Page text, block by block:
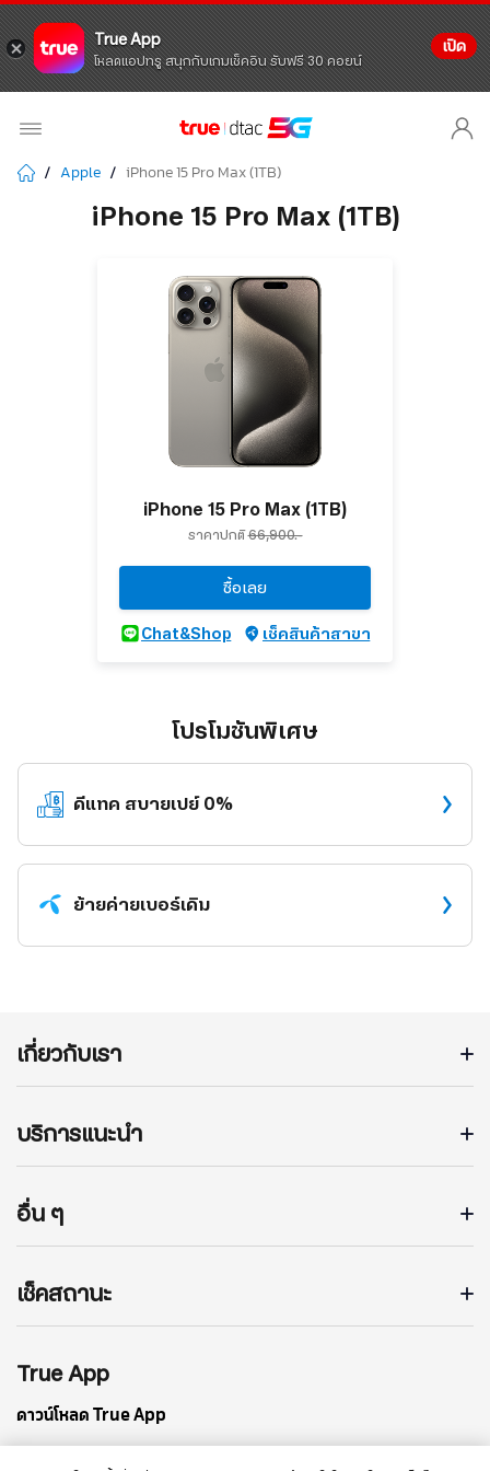
True App
โหลดแอปทรู สนุกกับเกมเช็คอิน รับฟรี 30 คอยน์
เปิด
Apple iPhone 15 Pro Max (1TB)
iPhone 15 Pro Max (1TB)
iPhone 15 Pro Max (1TB)
ราคาปกติ66,900.-
ซื้อเลย
Chat&Shop เช็คสินค้าสาขา
โปรโมชันพิเศษ
ดีแทค สบายเปย์ 0%
ย้ายค่ายเบอร์เดิม
เกี่ยวกับเรา
บริการแนะนำ
อื่น ๆ
เช็คสถานะ
True App
ดาวน์โหลด True App